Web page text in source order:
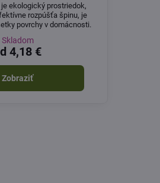
je ekologický prostriedok,
rozpúšťa špinu, je
povrchy v domácnosti.
Skladom
4,18 €
Zobraziť